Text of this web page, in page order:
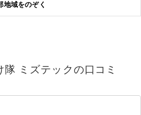
地域をのぞく
隊 ミズテックの口コミ